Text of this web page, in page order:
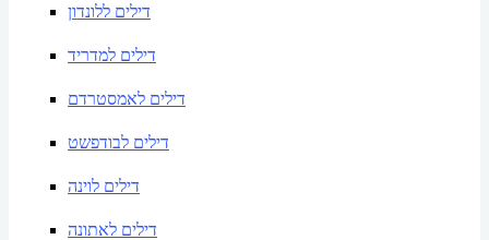
דילים ללונדון
דילים למדריד
דילים לאמסטרדם
דילים לבודפשט
דילים לוינה
דילים לאתונה